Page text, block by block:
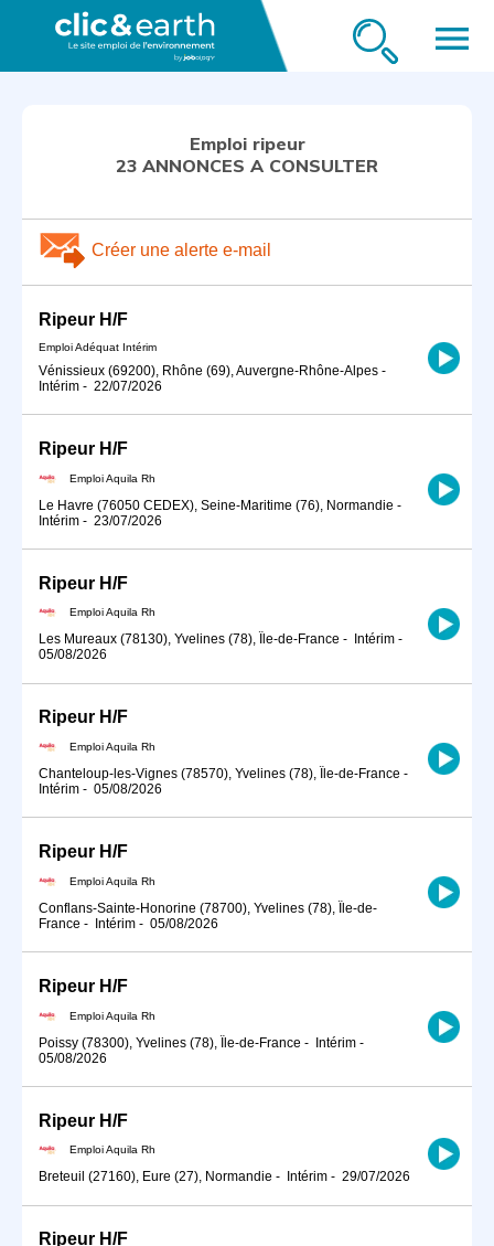
menu
Emploi ripeur
23 ANNONCES A CONSULTER
Créer une alerte e-mail
Ripeur H/F
Emploi Adéquat Intérim
Vénissieux (69200), Rhône (69), Auvergne-Rhône-Alpes -
Intérim - 22/07/2026
Ripeur H/F
Emploi Aquila Rh
Le Havre (76050 CEDEX), Seine-Maritime (76), Normandie -
Intérim - 23/07/2026
Ripeur H/F
Emploi Aquila Rh
Les Mureaux (78130), Yvelines (78), Île-de-France - Intérim -
05/08/2026
Ripeur H/F
Emploi Aquila Rh
Chanteloup-les-Vignes (78570), Yvelines (78), Île-de-France -
Intérim - 05/08/2026
Ripeur H/F
Emploi Aquila Rh
Conflans-Sainte-Honorine (78700), Yvelines (78), Île-de-
France - Intérim - 05/08/2026
Ripeur H/F
Emploi Aquila Rh
Poissy (78300), Yvelines (78), Île-de-France - Intérim -
05/08/2026
Ripeur H/F
Emploi Aquila Rh
Breteuil (27160), Eure (27), Normandie - Intérim - 29/07/2026
Ripeur H/F